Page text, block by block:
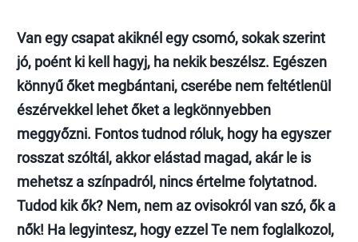
Van egy csapat akiknél egy csomó, sokak szerint
jó, poént ki kell hagyj, ha nekik beszélsz. Egészen
könnyű őket megbántani, cserébe nem feltétlenül
észérvekkel lehet őket a legkönnyebben
meggyőzni. Fontos tudnod róluk, hogy ha egyszer
rosszat szóltál, akkor elástad magad, akár le is
mehetsz a színpadról, nincs értelme folytatnod.
Tudod kik ők? Nem, nem az ovisokról van szó, ők a
nők! Ha legyintesz, hogy ezzel Te nem foglalkozol,